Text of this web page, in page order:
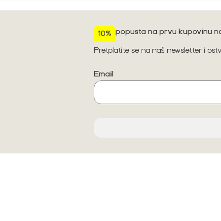
10% popusta na prvu kupovinu
Pretplatite se na naš newsletter i
Email